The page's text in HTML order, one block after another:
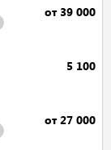
от 39 000
5 100
от 27 000